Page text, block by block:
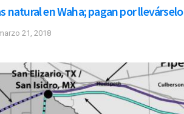
natural en Waha; pagan por llevárselo
21, 2018